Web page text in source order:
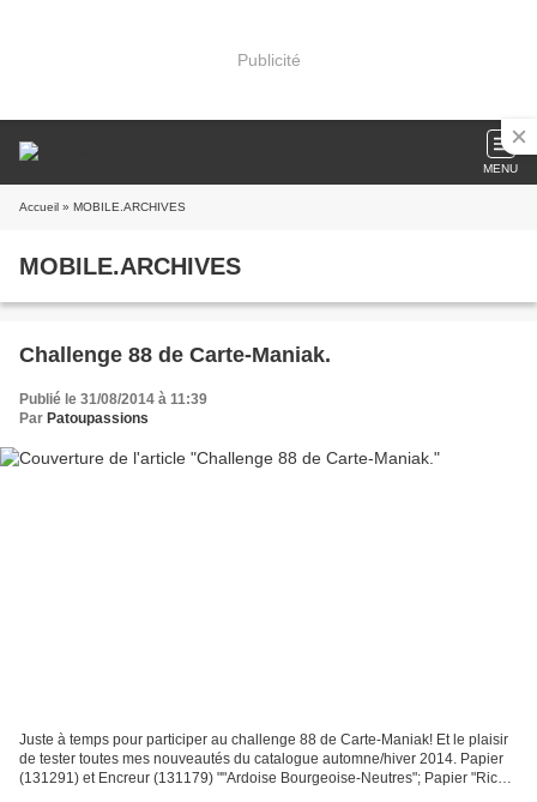
Publicité
MENU
Accueil » MOBILE.ARCHIVES
MOBILE.ARCHIVES
Challenge 88 de Carte-Maniak.
Publié le 31/08/2014 à 11:39
Par Patoupassions
Juste à temps pour participer au challenge 88 de Carte-Maniak! Et le plaisir
de tester toutes mes nouveautés du catalogue automne/hiver 2014. Papier
(131291) et Encreur (131179) ""Ardoise Bourgeoise-Neutres"; Papier "Riche